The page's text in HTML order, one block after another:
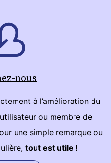
nous
à l’amélioration du
ou membre de
une simple remarque ou
tout est utile !